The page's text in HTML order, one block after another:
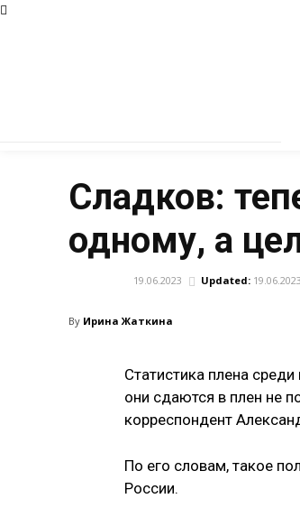
Сладков:
одному, а
19.06.2023 Updated: 19.06.2023
By Ирина Жаткина
Статистика плена
они сдаются в плен не
корреспондент
По его словам, такое
России.